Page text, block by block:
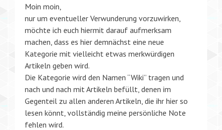
Moin moin,
nur um eventueller Verwunderung vorzuwirken,
möchte ich euch hiermit darauf aufmerksam
machen, dass es hier demnächst eine neue
Kategorie mit vielleicht etwas merkwürdigen
Artikeln geben wird.
Die Kategorie wird den Namen “Wiki” tragen und
nach und nach mit Artikeln befüllt, denen im
Gegenteil zu allen anderen Artikeln, die ihr hier so
lesen könnt, vollständig meine persönliche Note
fehlen wird.